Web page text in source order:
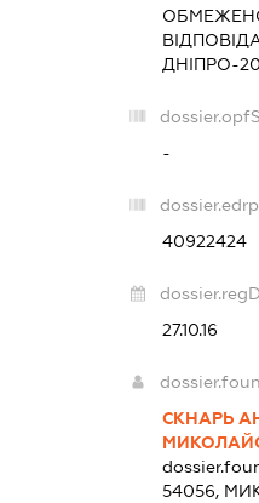
ДНІПРО-
-
40922424
27.10.16
СКНАРЬ
54056,